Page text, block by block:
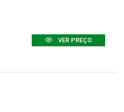
VER PREÇO